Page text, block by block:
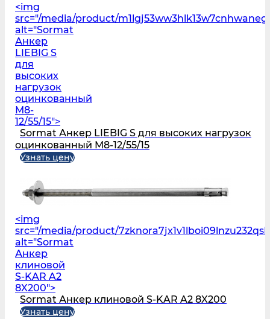
<img
src="/media/product/
alt="Sormat
Анкер
LIEBIG S
для
высоких
нагрузок
оцинкованный
M8-
12/55/15">
Sormat Анкер LIEBIG S для высоких нагрузок
оцинкованный M8-12/55/15
Узнать цену
<img
src="/media/product/
alt="Sormat
Анкер
клиновой
S-KAR A2
8X200">
Sormat Анкер клиновой S-KAR A2 8X200
Узнать цену